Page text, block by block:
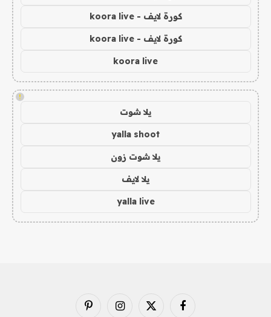
كورة لايف - koora live
كورة لايف - koora live
koora live
!
يلا شوت
yalla shoot
يلا شوت زون
يلا لايف
yalla live
فيسبوك X الانستغرامبينتيريست